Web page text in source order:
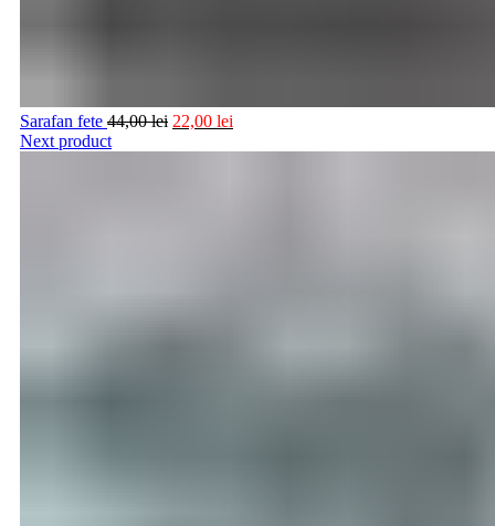
Sarafan fete 44,00lei 22,00 lei
Next product